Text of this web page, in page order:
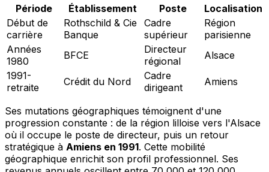
Période
Établissement Poste
Localisation
Début de
carrière
Rothschild & Cie
Banque
Cadre
supérieur
Région
parisienne
Années
1980
BFCE
Directeur
régional
Alsace
1991-
retraite
Crédit du Nord
Cadre
dirigeant
Amiens
Ses mutations géographiques témoignent d'une
progression constante : de la région lilloise vers l'Alsace
où il occupe le poste de directeur, puis un retour
stratégique à Amiens en 1991. Cette mobilité
géographique enrichit son profil professionnel. Ses